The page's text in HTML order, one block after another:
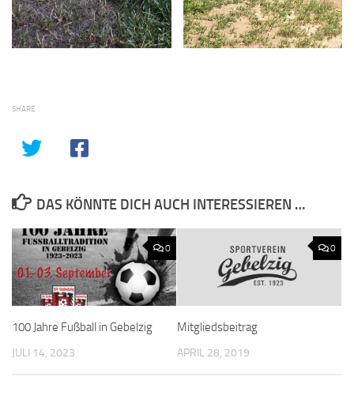
SHARE
DAS KÖNNTE DICH AUCH INTERESSIEREN …
0
100 Jahre Fußball in Gebelzig
JULI 14, 2023
0
Mitgliedsbeitrag
APRIL 28, 2019